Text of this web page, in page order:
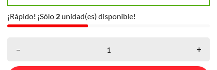
¡Rápido! ¡Sólo 2 unidad(es) disponible!
– +